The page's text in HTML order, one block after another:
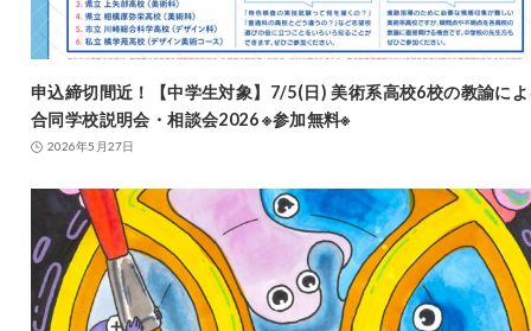
申込締切間近！【中学生対象】7/5(日) 美術系高校6校の教諭に
合同学校説明会・相談会2026 ※参加無料※
2026年5月27日